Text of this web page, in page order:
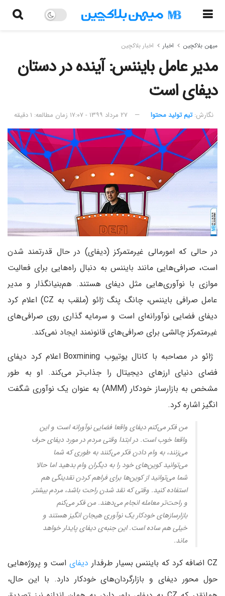
میهن بلاکچین اخبار اخبار بلاکچین
مدیر عامل بایننس:‌ آینده در دستان
دیفای است
نگارش:‌ تیم تولید محتوا ۲۷ مرداد ۱۳۹۹ - ۱۷:۰۷ زمان مطالعه: ۱ دقیقه
در حالی که امورمالی غیرمتمرکز (دیفای) در حال قدرتمند شدن
است،‌ صرافی‌هایی مانند بایننس به دنبال راه‌هایی برای فعالیت
موازی با نوآوری‌هایی مثل دیفای هستند. هم‌بنیانگذار و مدیر
عامل صرافی بایننس،‌ چانگ پنگ ژائو (ملقب به CZ) اعلام کرد
دیفای فضایی نوآورانه‌ای است و سرمایه گذاری روی صرافی‌های
غیرمتمرکز چالشی برای صرافی‌های قانونمند ایجاد نمی‌کند.
ژائو در مصاحبه با کانال یوتیوب Boxmining اعلام کرد دیفای
فضای دنیای ارزهای دیجیتال را جذاب‌تر می‌کند. او به طور
مشخص به بازارساز خودکار (AMM) به عنوان یک نوآوری شگفت
انگیز اشاره کرد.
من فکر می‌کنم دیفای واقعا فضایی نوآورانه است و این
واقعا خوب است. در ابتدا وقتی مردم در مورد دیفای حرف
می‌زنند،‌ به وام دادن فکر می‌کنند به طوری که شما
می‌توانید کوین‌های خود را به دیگران وام بدهید اما حالا
شما می‌توانید از کوین‌ها برای فراهم کردن نقدینگی هم
استفاده کنید. وقتی که نقد شدن راحت باشد، مردم بیشتر
و راحت‌تر معامله انجام می‌دهند. من فکر می‌کنم
بازارساز‌های خودکار یک نوآوری هیجان انگیز هستند و
خیلی هم ساده است. این جنبه‌ی دیفای پایدار خواهد
ماند.
CZ اضافه کرد که بایننس بسیار طرفدار دیفایاست و پروژه‌هایی
حول محور دیفای و بازارگردان‌های خودکار دارد. با این حال،‌